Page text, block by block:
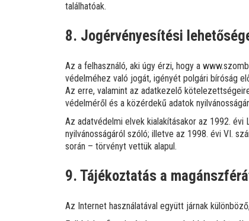
találhatóak.
8. Jogérvényesítési
Az a felhasználó, aki úgy érzi, hogy a
védelméhez való jogát, igényét polgári bíróság
Az erre, valamint az adatkezelő
védelméről és a közérdekű adatok
Az adatvédelmi elvek kialakításakor az 1992.
nyilvánosságáról szóló; illetve az 1998. évi VI.
során – törvényt vettük alapul.
9. Tájékoztatás a
Az Internet használatával együtt járnak